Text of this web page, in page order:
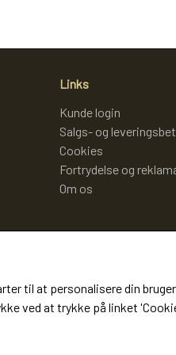
Links
Kunde login
Salgs- og
Cookies
Fortrydelse og
Om os
til at personalisere din
ved at trykke på linket